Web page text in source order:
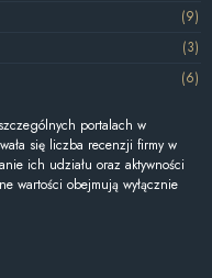
(9)
(3)
(6)
portalach w
się liczba recenzji firmy w
ich udziału oraz aktywności
wartości obejmują wyłącznie